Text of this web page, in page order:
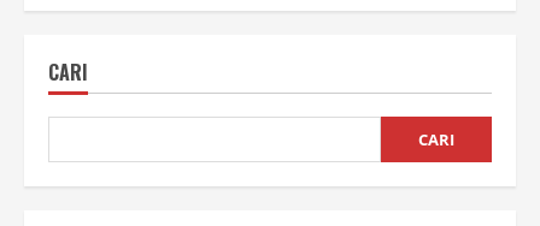
untuk
Rumah
CARI
CARI